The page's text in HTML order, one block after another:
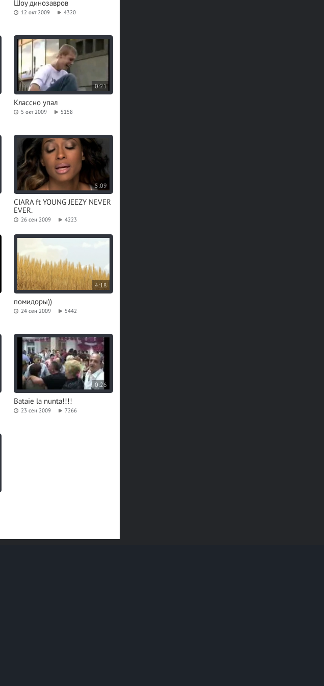
Шоу динозавров
12 окт 2009 4320
0:21
Классно упал
5 окт 2009 5158
5:09
CIARA ft YOUNG JEEZY NEVER
EVER.
26 сен 2009 4223
4:18
помидоры))
24 сен 2009 5442
0:26
Bataie la nunta!!!!
23 сен 2009 7266